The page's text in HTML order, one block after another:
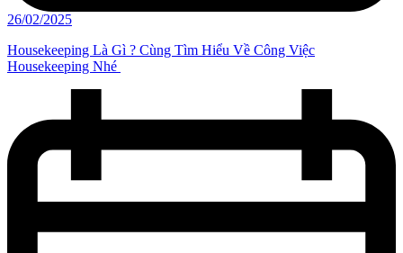
26/02/2025
Housekeeping Là Gì ? Cùng Tìm Hiểu Về Công Việc
Housekeeping Nhé